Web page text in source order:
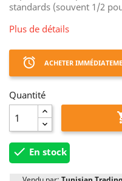
standards (souvent 1/2
Plus de détails
access_alarm ACHETER
Quantité
 En stock